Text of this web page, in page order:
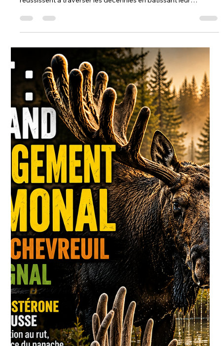
Steph Monette
il y a 6 jours
2 min de lecture
NOUVEAUTÉS - Benchmade : quand
un couteau devient un véritable outil
de chasse